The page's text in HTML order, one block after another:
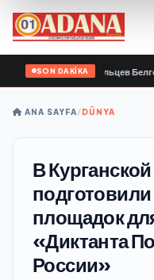
SON DAKİKA
добровольцев
ANA SAYFA/DÜNYA
В
площадок
«Диктанта
России»